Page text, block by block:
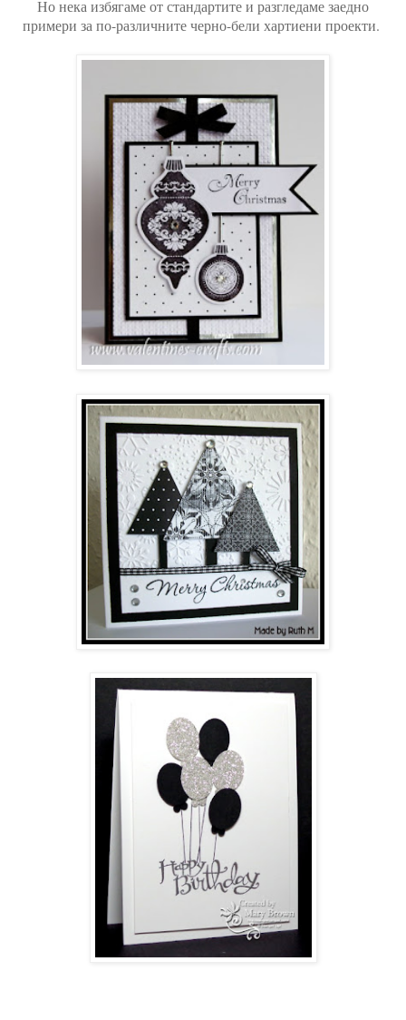
Но нека избягаме от стандартите и разгледаме заедно
примери за по-различните черно-бели хартиени проекти.